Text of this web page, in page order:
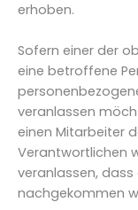
erhoben.
Sofern einer der
eine betroffene
veranlassen
einen Mitarbeiter
Verantwortlichen
veranlassen,
nachgekommen